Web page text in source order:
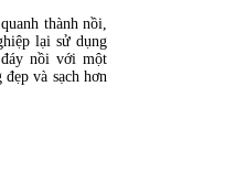
thành nồi,
lại sử dụng
nồi với một
và sạch hơn